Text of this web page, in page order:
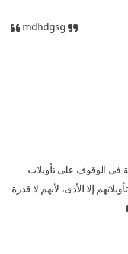
mdhdgsg
في الوقوف على تأويلات
إلا الأذى، لأنهم لا قدرة